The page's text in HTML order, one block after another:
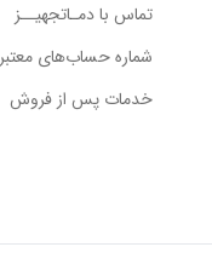
تماس با دمـاتجهیــز
شماره حساب‌های معتبر
خدمات پس از فروش